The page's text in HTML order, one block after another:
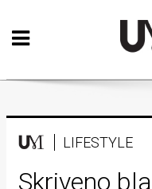
Početna
Vizualne
Teatar
Književnost
LIFESTYLE
Skriveno